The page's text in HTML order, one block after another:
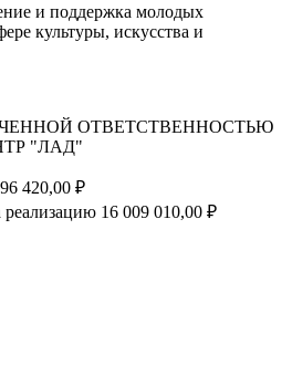
и поддержка молодых
культуры, искусства и
ОТВЕТСТВЕННОСТЬЮ
"ЛАД"
420,00 ₽
реализацию 16 009 010,00 ₽